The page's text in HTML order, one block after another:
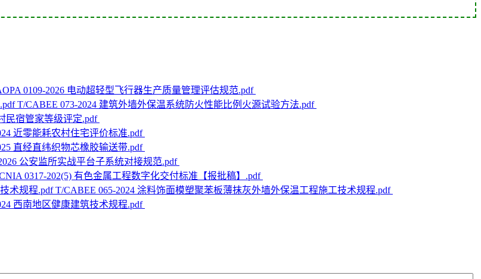
0109-2026 电动超轻型飞行器生产质量管理评估规范.pdf
T/CABEE 073-2024 建筑外墙外保温系统防火性能比例火源试验方法.pdf
民宿管家等级评定.pdf
近零能耗农村住宅评价标准.pdf
直经直纬织物芯橡胶输送带.pdf
公安监所实战平台子系统对接规范.pdf
0317-202(5) 有色金属工程数字化交付标准【报批稿】.pdf
T/CABEE 065-2024 涂料饰面模塑聚苯板薄抹灰外墙外保温工程施工技术规程.pdf
西南地区健康建筑技术规程.pdf